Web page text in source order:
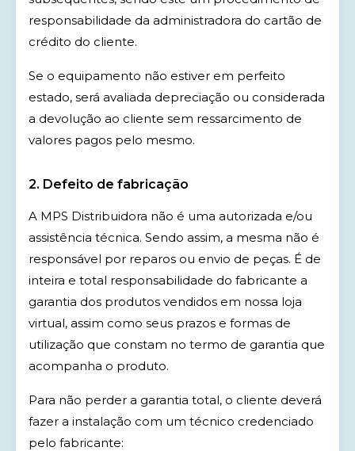
responsabilidade da administradora do cartão de
crédito do cliente.
Se o equipamento não estiver em perfeito
estado, será avaliada depreciação ou considerada
a devolução ao cliente sem ressarcimento de
valores pagos pelo mesmo.
2. Defeito de fabricação
A MPS Distribuidora não é uma autorizada e/ou
assistência técnica. Sendo assim, a mesma não é
responsável por reparos ou envio de peças. É de
inteira e total responsabilidade do fabricante a
garantia dos produtos vendidos em nossa loja
virtual, assim como seus prazos e formas de
utilização que constam no termo de garantia que
acompanha o produto.
Para não perder a garantia total, o cliente deverá
fazer a instalação com um técnico credenciado
pelo fabricante: